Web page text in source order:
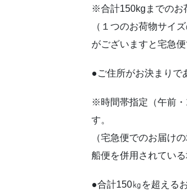
※合計150kgまでのお
（１つのお荷物サイ
がございますと宅急
●ご住所がお決まりで
※時間帯指定（午前・
す。
（宅急便でのお届け
船便を併用されてい
●合計150㎏を超える